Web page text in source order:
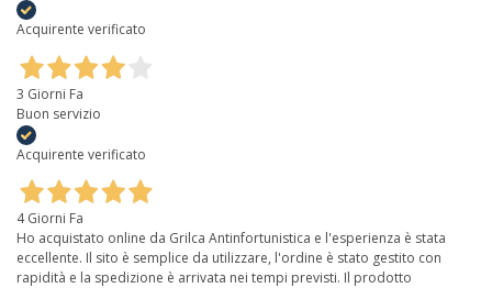
Acquirente verificato
3 Giorni Fa
Buon servizio
Acquirente verificato
4 Giorni Fa
Ho acquistato online da Grilca Antinfortunistica e l'esperienza è stata
eccellente. Il sito è semplice da utilizzare, l'ordine è stato gestito con
rapidità e la spedizione è arrivata nei tempi previsti. Il prodotto